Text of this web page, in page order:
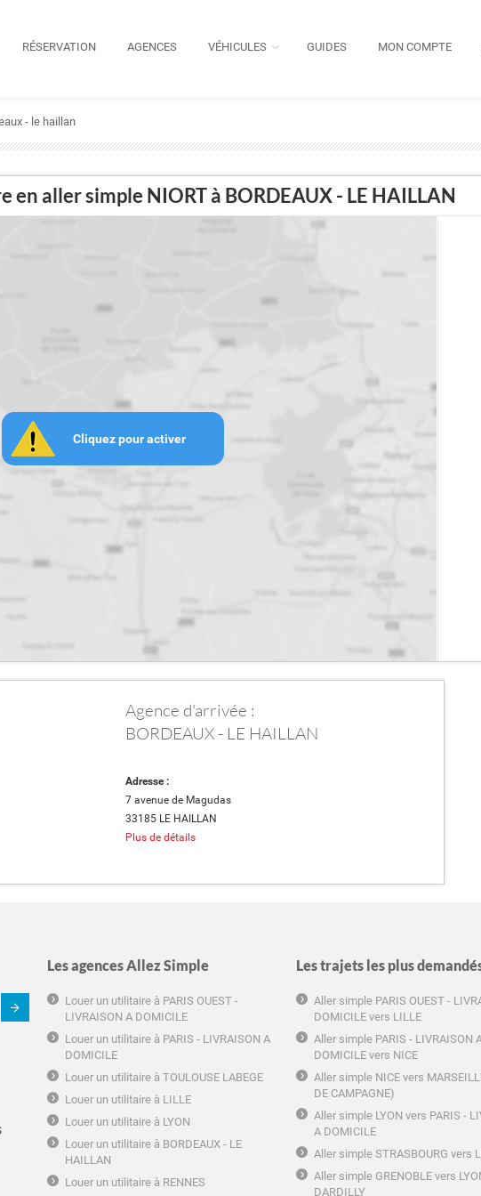
RÉSERVATION AGENCES VÉHICULES GUIDES MON COMPTE
- le haillan
aller simple NIORT à BORDEAUX - LE HAILLAN
Cliquez pour activer
Agence d'arrivée :
BORDEAUX - LE HAILLAN
Adresse :
7 avenue de Magudas
33185 LE HAILLAN
Plus de détails
Les agences Allez Simple
Louer un utilitaire à PARIS OUEST -
LIVRAISON A DOMICILE
Louer un utilitaire à PARIS - LIVRAISON A
DOMICILE
Louer un utilitaire à TOULOUSE LABEGE
Louer un utilitaire à LILLE
Louer un utilitaire à LYON
Louer un utilitaire à BORDEAUX - LE
HAILLAN
Louer un utilitaire à RENNES
Les trajets les plus
Aller simple PARIS OUEST -
DOMICILE vers LILLE
Aller simple PARIS - LIVRAISON
DOMICILE vers NICE
Aller simple NICE vers
DE CAMPAGNE)
Aller simple LYON vers PARIS -
A DOMICILE
Aller simple STRASBOURG vers
Aller simple GRENOBLE vers
DARDILLY